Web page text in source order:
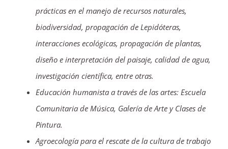
prácticas en el manejo de recursos naturales,
biodiversidad, propagación de Lepidóteras,
interacciones ecológicas, propagación de plantas,
diseño e interpretación del paisaje, calidad de agua,
investigación científica, entre otras.
Educación humanista a través de las artes: Escuela
Comunitaria de Música, Galería de Arte y Clases de
Pintura.
Agroecología para el rescate de la cultura de trabajo